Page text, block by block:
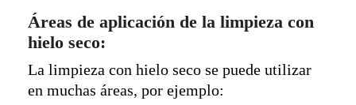
Áreas de aplicación de la limpieza con
hielo seco:
La limpieza con hielo seco se puede utilizar
en muchas áreas, por ejemplo: